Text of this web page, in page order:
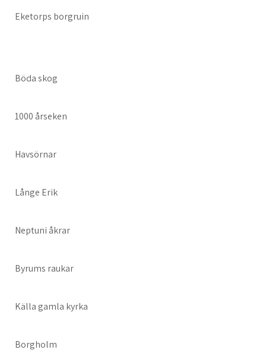
Eketorps borgruin
Böda skog
1000 årseken
Havsörnar
Långe Erik
Neptuni åkrar
Byrums raukar
Källa gamla kyrka
Borgholm